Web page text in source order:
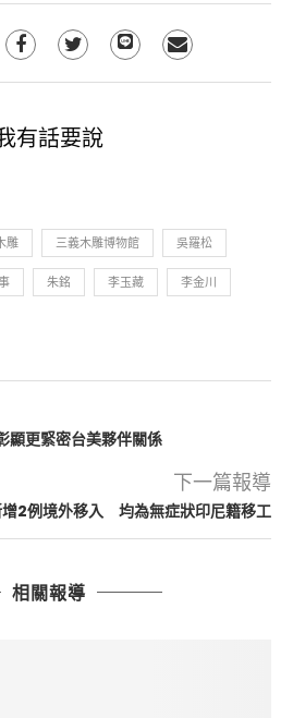
有話要說
雕 三義木雕博物館 吳羅松
朱銘 李玉藏 李金川
更緊密台美夥伴關係
下一篇報導
2例境外移入 均為無症狀印尼籍移工
相關報導